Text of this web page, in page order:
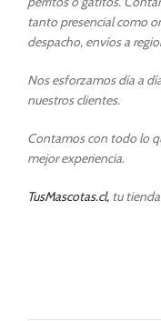
tanto presencial como
despacho, envíos a
Nos esforzamos día a
nuestros clientes.
Contamos con todo lo
mejor experiencia.
TusMascotas.cl, tu